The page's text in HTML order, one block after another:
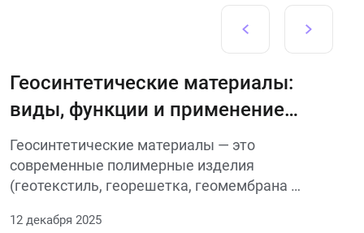
Геосинтетические материалы:
виды, функции и применение в
современном строительстве
Геосинтетические материалы — это
современные полимерные изделия
(геотекстиль, георешетка, геомембрана и
строительстве для армирования,
12 декабря 2025